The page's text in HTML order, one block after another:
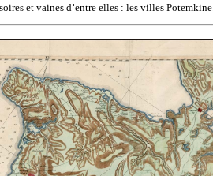
et vaines d’entre elles : les villes Potemkine.